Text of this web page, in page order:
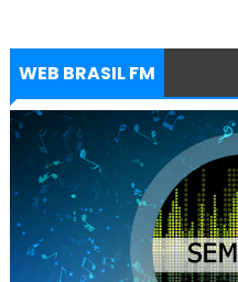
WEB BRASIL FM